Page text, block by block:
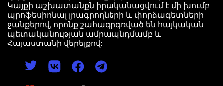
Կայքի աշխատանքն իրականացվում է մի խումբ
պրոֆեսիոնալ լրագրողների և փորձագետների
ջանքերով, որոնք շահագրգռված են հայկական
պետականության ամրապնդմամբ և
Հայաստանի վերելքով: